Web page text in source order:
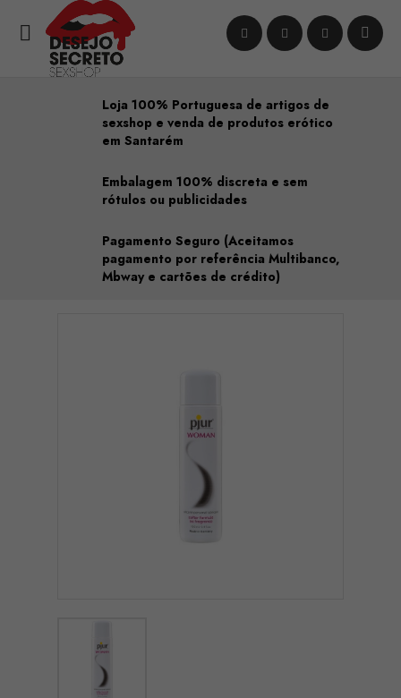

Loja 100% Portuguesa de artigos de
sexshop e venda de produtos erótico
em Santarém
Embalagem 100% discreta e sem
rótulos ou publicidades
Pagamento Seguro (Aceitamos
pagamento por referência Multibanco,
Mbway e cartões de crédito)